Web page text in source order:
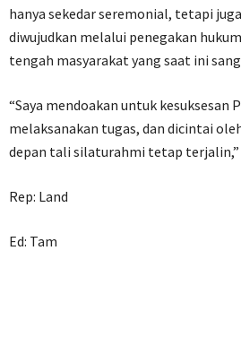
hanya sekedar seremonial, tetapi
diwujudkan melalui penegakan
tengah masyarakat yang saat ini
“Saya mendoakan untuk kesuksesan
melaksanakan tugas, dan dicintai
depan tali silaturahmi tetap terjalin,”
Rep: Land
Ed: Tam